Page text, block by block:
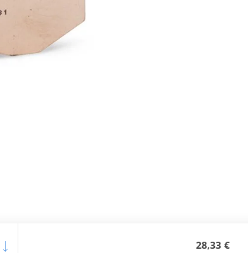
28,33 €